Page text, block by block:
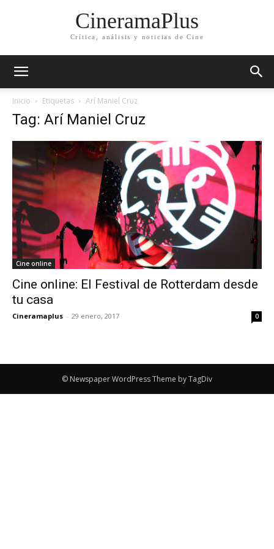
CineramaPlus
Crítica, análisis y noticias de Cine
Inicio Etiquetas Arí Maniel Cruz
Tag: Arí Maniel Cruz
Cine online
Cine online: El Festival de Rotterdam desde
tu casa
Cineramaplus - 29 enero, 2017 0
© Newspaper WordPress Theme by TagDiv